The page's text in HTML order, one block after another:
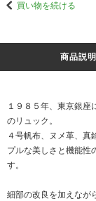
買い物を続ける
商品説明
１９８５年、東京銀座
のリュック。
４号帆布、ヌメ革、真
プルな美しさと機能性
す。
細部の改良を加えなが